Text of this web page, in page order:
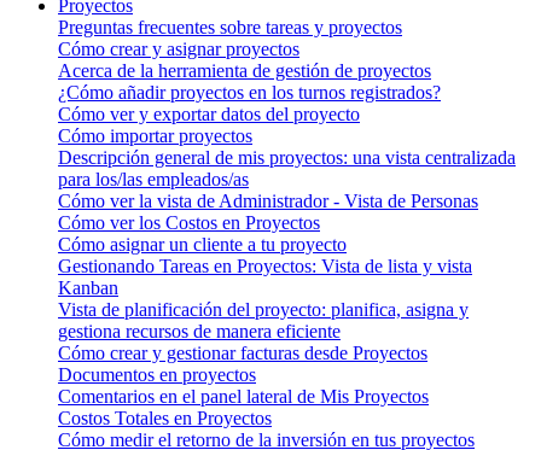
Proyectos
Preguntas frecuentes sobre tareas y proyectos
Cómo crear y asignar proyectos
Acerca de la herramienta de gestión de proyectos
¿Cómo añadir proyectos en los turnos registrados?
Cómo ver y exportar datos del proyecto
Cómo importar proyectos
Descripción general de mis proyectos: una vista centralizada
para los/las empleados/as
Cómo ver la vista de Administrador - Vista de Personas
Cómo ver los Costos en Proyectos
Cómo asignar un cliente a tu proyecto
Gestionando Tareas en Proyectos: Vista de lista y vista
Kanban
Vista de planificación del proyecto: planifica, asigna y
gestiona recursos de manera eficiente
Cómo crear y gestionar facturas desde Proyectos
Documentos en proyectos
Comentarios en el panel lateral de Mis Proyectos
Costos Totales en Proyectos
Cómo medir el retorno de la inversión en tus proyectos